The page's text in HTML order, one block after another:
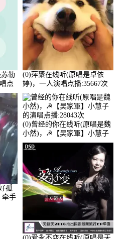
勒
点
(0)萍聚在线听(原唱是卓依
婷)，一人演唱点播:35667次
孤
牵手
(0)曾经的你在线听(原唱是魏
小然)，☭【吴家軍】小慧子
的演唱点播:28043次